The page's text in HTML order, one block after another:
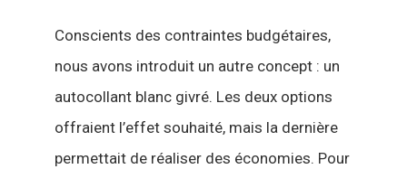
Conscients des contraintes budgétaires,
nous avons introduit un autre concept : un
autocollant blanc givré. Les deux options
offraient l’effet souhaité, mais la dernière
permettait de réaliser des économies. Pour